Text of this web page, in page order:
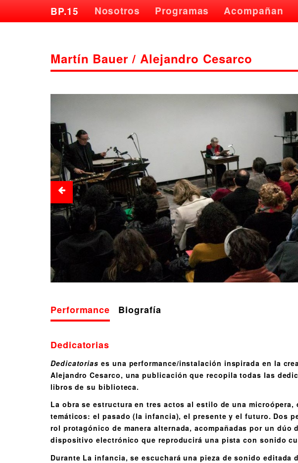
BP.15 Nosotros Programas Acompañan
Martín Bauer / Alejandro Cesarco
Previous
Performance Biografía
Dedicatorias
Dedicatorias es una performance/instalación inspirada en la
Alejandro Cesarco, una publicación que recopila todas las
libros de su biblioteca.
La obra se estructura en tres actos al estilo de una
temáticos: el pasado (la infancia), el presente y el futuro. Dos
rol protagónico de manera alternada, acompañadas por un dúo
dispositivo electrónico que reproducirá una pista con sonido
Durante La infancia, se escuchará una pieza de sonido editada